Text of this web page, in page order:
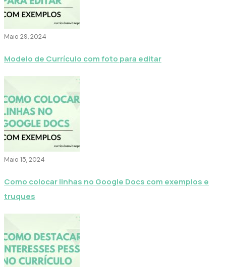
Maio 29, 2024
Modelo de Currículo com foto para editar
Maio 15, 2024
Como colocar linhas no Google Docs com exemplos e
truques